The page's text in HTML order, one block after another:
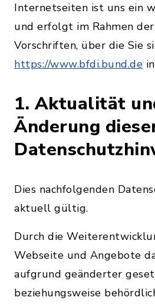
Internetseiten ist uns ein
und erfolgt im Rahmen
Vorschriften, über die Sie
https://www.bfdi.bund.de
1. Aktualität
Änderung
Dies nachfolgenden
aktuell gültig.
Durch die
Webseite und Angebote
aufgrund geänderter
beziehungsweise